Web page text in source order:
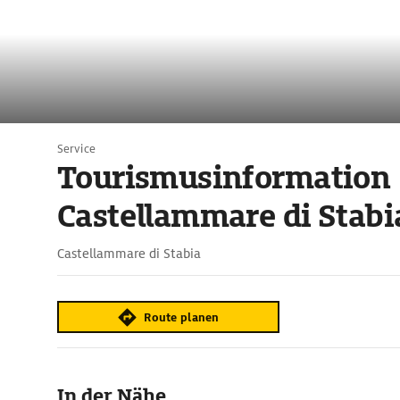
Service
Tourismusinformation
Castellammare di
Castellammare di Stabia
Route planen